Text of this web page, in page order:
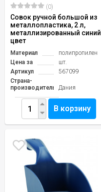
(0)
Совок ручной большой из
металлопластика, 2 л,
металлизированный синий
цвет
Материал
полипропилен
Цена за
шт.
Артикул
567099
Страна-
производитель
Дания
В корзину